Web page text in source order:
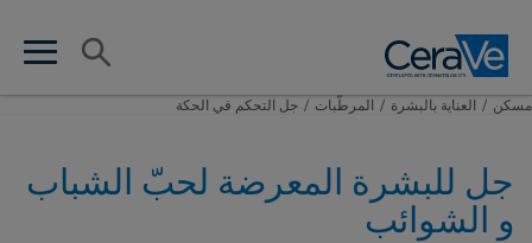
search
menu
البحث
مسكن / العناية بالبشرة / المرطّبات / جل التحكم في الحكة
جل للبشرة المعرضة لحبّ الشباب
و الشوائب